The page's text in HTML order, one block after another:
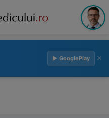
▶ GooglePlay ×